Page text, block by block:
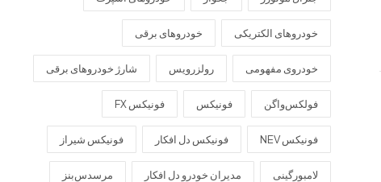
خودروهای الکتریکی خودروهای برقی
خودروی مفهومی رولزرویس شارژ خودروهای برقی
فولکس‌واگن فونیکس فونیکس FX
فونیکس NEV فونیکس دل افکار فونیکس شیراز
لامبورگینی مدیران خودرو دل افکار مرسدس‌بنز